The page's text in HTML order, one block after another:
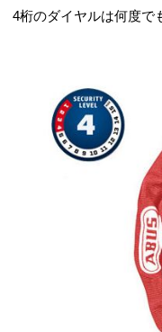
4桁のダイヤルは何度で